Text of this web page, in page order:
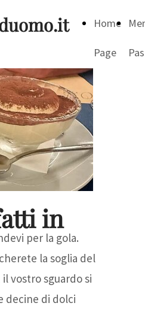
Home
Page
in
per la gola.
la soglia del
vostro sguardo si
decine di dolci